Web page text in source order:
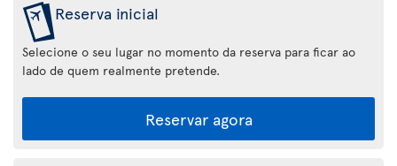
Reserva inicial
Selecione o seu lugar no momento da reserva para ficar ao
lado de quem realmente pretende.
Reservar agora